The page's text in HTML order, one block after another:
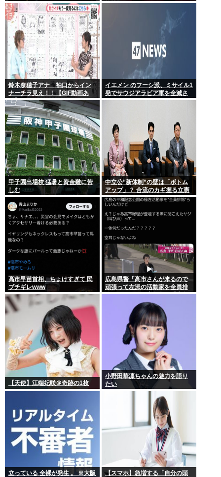
レロ」敵「うっ 」
能性あったよな？
鈴木奈穂子アナ 袖口からイン
ナーチラ見え！！【GIF動画あ
り】
イエメン のフーシ派、ミサイル1
発でサウジアラビア軍を全滅さ
せてしまうww
甲子園出場校 猛暑と資金難に苦
しむ
中立公”新体制”の壁は「ボトム
アップ」？ 合流のカギ握る立憲
高市早苗首相、ちょけすぎて 民
ブチギレwww
広島県警「高市さんが来るので
頑張って左派の活動家を全員排
除しました！」広島市民「広島
から出てけ！」結局ヤジが飛ぶ
【天使】江端妃咲＠奇跡の1枚
小野田華凛ちゃんの魅力を語り
たい
立っている 全裸が発生 。 ※大阪
【スマホ】急増する「自分の頭